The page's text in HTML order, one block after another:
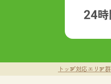
トップ対応エリア